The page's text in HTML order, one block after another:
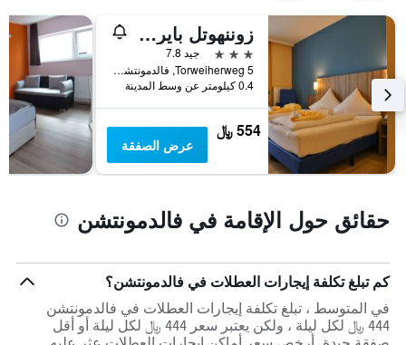
زوننهوتل بايريشر هوف
3 نجوم
جيد 7.8
Torweiherweg 5, فالدمونتشن, بافاريا, ألمانيا
0.4 كيلومتر عن وسط المدينة
554 ﷼
عرض الصفقة
حقائق حول الإقامة في فالدمونتشن
كم تبلغ تكلفة إيجارات العطلات في فالدمونتشن؟
في المتوسط ، تبلغ تكلفة إيجارات العطلات في فالدمونتشن
444 ﷼ لكل ليلة ، ولكن يعتبر سعر 444 ﷼ لكل ليلة أو أقل